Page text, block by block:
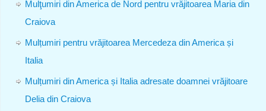
Mulţumiri din America de Nord pentru vrăjitoarea Maria din
Craiova
Mulțumiri pentru vrăjitoarea Mercedeza din America și
Italia
Mulțumiri din America și Italia adresate doamnei vrăjitoare
Delia din Craiova